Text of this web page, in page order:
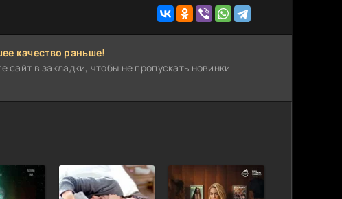
качество раньше!
в закладки, чтобы не пропускать новинки